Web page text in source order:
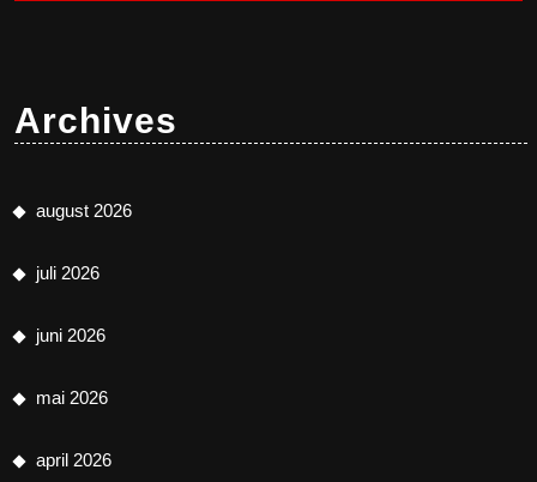
Archives
august 2026
juli 2026
juni 2026
mai 2026
april 2026